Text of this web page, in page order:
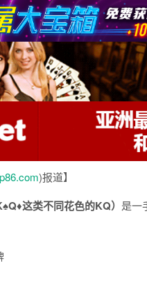
)报道】
这类不同花色的KQ） 是一